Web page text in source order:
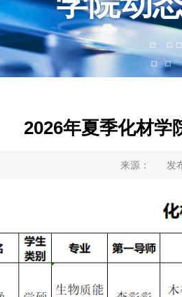
2026年夏季化材学
来源： 发